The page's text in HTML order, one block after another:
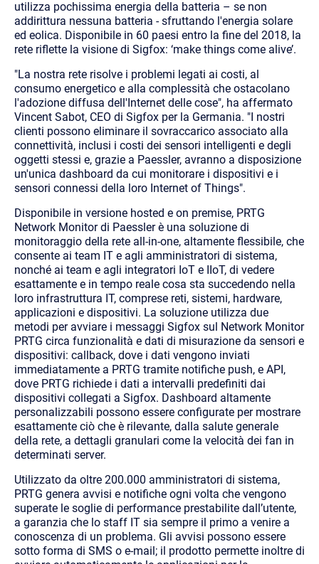
utilizza pochissima energia della batteria – se non
addirittura nessuna batteria - sfruttando l'energia solare
ed eolica. Disponibile in 60 paesi entro la fine del 2018, la
rete riflette la visione di Sigfox: ‘make things come alive’.
"La nostra rete risolve i problemi legati ai costi, al
consumo energetico e alla complessità che ostacolano
l'adozione diffusa dell'Internet delle cose", ha affermato
Vincent Sabot, CEO di Sigfox per la Germania. "I nostri
clienti possono eliminare il sovraccarico associato alla
connettività, inclusi i costi dei sensori intelligenti e degli
oggetti stessi e, grazie a Paessler, avranno a disposizione
un'unica dashboard da cui monitorare i dispositivi e i
sensori connessi della loro Internet of Things".
Disponibile in versione hosted e on premise, PRTG
Network Monitor di Paessler è una soluzione di
monitoraggio della rete all-in-one, altamente flessibile, che
consente ai team IT e agli amministratori di sistema,
nonché ai team e agli integratori IoT e IIoT, di vedere
esattamente e in tempo reale cosa sta succedendo nella
loro infrastruttura IT, comprese reti, sistemi, hardware,
applicazioni e dispositivi. La soluzione utilizza due
metodi per avviare i messaggi Sigfox sul Network Monitor
PRTG circa funzionalità e dati di misurazione da sensori e
dispositivi: callback, dove i dati vengono inviati
immediatamente a PRTG tramite notifiche push, e API,
dove PRTG richiede i dati a intervalli predefiniti dai
dispositivi collegati a Sigfox. Dashboard altamente
personalizzabili possono essere configurate per mostrare
esattamente ciò che è rilevante, dalla salute generale
della rete, a dettagli granulari come la velocità dei fan in
determinati server.
Utilizzato da oltre 200.000 amministratori di sistema,
PRTG genera avvisi e notifiche ogni volta che vengono
superate le soglie di performance prestabilite dall’utente,
a garanzia che lo staff IT sia sempre il primo a venire a
conoscenza di un problema. Gli avvisi possono essere
sotto forma di SMS o e-mail; il prodotto permette inoltre di